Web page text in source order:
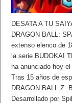
DESATA A TU
DRAGON BALL:
extenso elenco de
la serie BUDOKAI
ha anunciado hoy
Tras 15 años de
DRAGON BALL Z:
Desarrollado por